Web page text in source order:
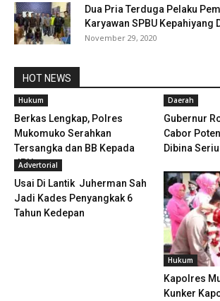
Dua Pria Terduga Pelaku
Karyawan SPBU Kepahiyang
November 29, 2020
HOT NEWS
Hukum
Berkas Lengkap, Polres
Mukomuko Serahkan
Tersangka dan BB Kepada
JPU
Daerah
Gubernur
Cabor
Dibina
Advertorial
Usai Di Lantik Juherman Sah
Jadi Kades Penyangkak 6
Tahun Kedepan
Hukum
Kapolres
Kunker